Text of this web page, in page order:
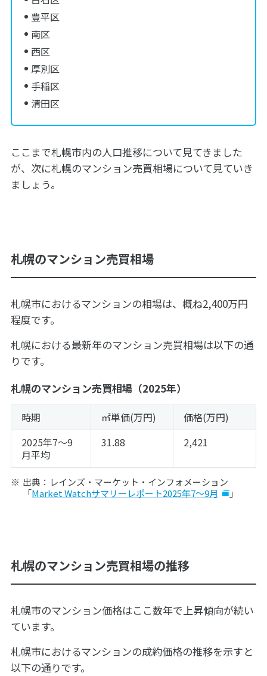
豊平区
南区
西区
厚別区
手稲区
清田区
ここまで札幌市内の人口推移について見てきました
が、次に札幌のマンション売買相場について見ていき
ましょう。
札幌のマンション売買相場
札幌市におけるマンションの相場は、概ね2,400万円
程度です。
札幌における最新年のマンション売買相場は以下の通
りです。
札幌のマンション売買相場（2025年）
時期 ㎡単価(万円)
価格(万円)
2025年7～9
月平均
31.88 2,421
出典：レインズ・マーケット・インフォメーション
「Market Watchサマリーレポート2025年7～9月 」
札幌のマンション売買相場の推移
札幌市のマンション価格はここ数年で上昇傾向が続い
ています。
札幌市におけるマンションの成約価格の推移を示すと
以下の通りです。